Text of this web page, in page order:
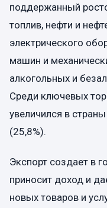
поддержанный
топлив, нефти и
электрического
машин и
алкогольных и
Среди ключевых
увеличился в
(25,8%).
Экспорт создает в
приносит доход и
новых товаров и